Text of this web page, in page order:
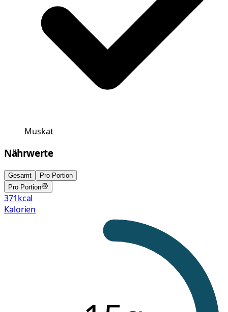
Muskat
Nährwerte
Gesamt
Pro Portion
Pro Portion
371kcal
Kalorien